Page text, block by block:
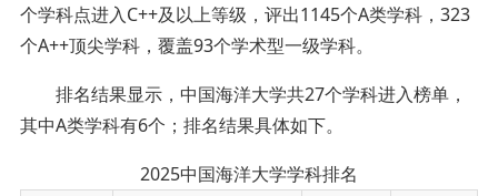
个学科点进入C++及以上等级，评出1145个A类学科，323
个A++顶尖学科，覆盖93个学术型一级学科。
排名结果显示，中国海洋大学共27个学科进入榜单，
其中A类学科有6个；排名结果具体如下。
2025中国海洋大学学科排名